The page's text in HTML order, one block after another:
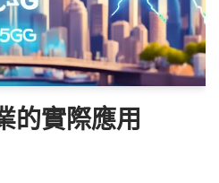
的實際應用